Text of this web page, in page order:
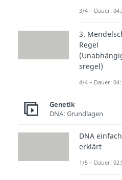
Die
(oder hier:
durchGene
verstehst
auf den
jedes Gen
doppelter
ein
und von
bekommst.
3/4 – Dauer:
3.
Regel
sregel)
4/4 – Dauer:
Genetik
DNA: Grundlagen
DNA einfach
erklärt
1/5 – Dauer: